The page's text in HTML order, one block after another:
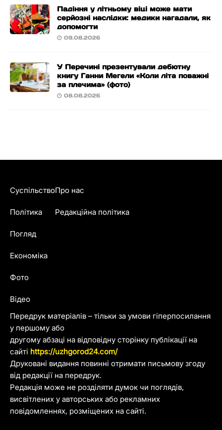
Падіння у літньому віці може мати
серйозні наслідки: медики нагадали, як
допомогти
09.08.2026
У Перечині презентували дебютну
книгу Ганни Мегели «Коли літа поважні
за плечима» (фото)
08.08.2026
Передрук матеріалів – тільки за умови гіперпосилання
у першому або
другому абзаці на відповідну сторінку публікації на
сайті https://uzhgorod24.com/
Друковані видання повинні отримати письмову згоду
від редакції на передрук.
Редакція може не розділяти думок чи поглядів,
висвітлених у авторських або рекламних
повідомленнях, розміщених на сайті.
Суспільство
Політика
Погляд
Економіка
Фото
Відео
Про нас
Редакційна політика